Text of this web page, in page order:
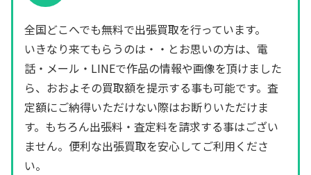
全国どこへでも無料で出張買取を行っています。
いきなり来てもらうのは・・とお思いの方は、電
話・メール・LINEで作品の情報や画像を頂けました
ら、おおよその買取額を提示する事も可能です。査
定額にご納得いただけない際はお断りいただけま
す。もちろん出張料・査定料を請求する事はござい
ません。便利な出張買取を安心してご利用くださ
い。